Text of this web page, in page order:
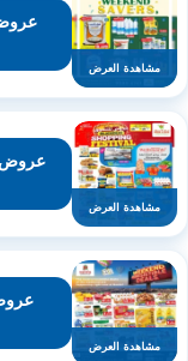
مشاهدة العرض
مشاهدة العرض
مشاهدة العرض